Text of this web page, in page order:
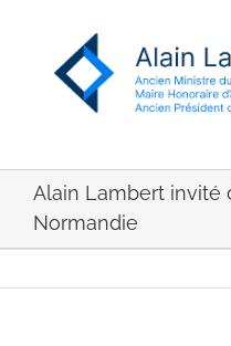
Alain Lambert invité
Normandie